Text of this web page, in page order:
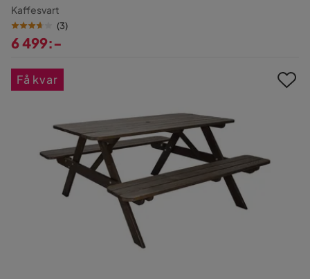
Kaffesvart
(3)
6 499:-
Få kvar